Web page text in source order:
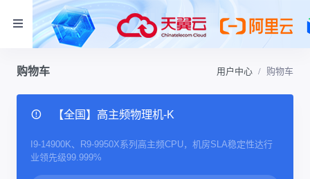
购物车 用户中心 购物车
【全国】高主频物理机-K
I9-14900K、R9-9950X系列高主频CPU，机房SLA稳定性达行
业领先级99.999%